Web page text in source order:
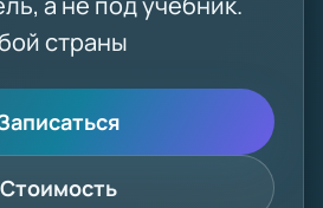
страны
Стоимость